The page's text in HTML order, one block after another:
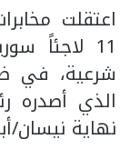
اعتقلت
11 لاجئاً
شرعية، في
الذي أصدره
نهاية نيسان/